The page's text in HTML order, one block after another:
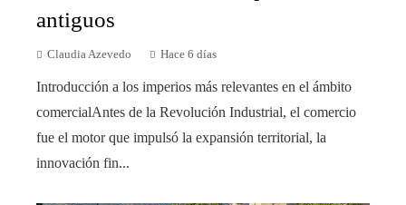
antiguos
Claudia Azevedo Hace 6 días
Introducción a los imperios más relevantes en el ámbito
comercialAntes de la Revolución Industrial, el comercio
fue el motor que impulsó la expansión territorial, la
innovación fin...